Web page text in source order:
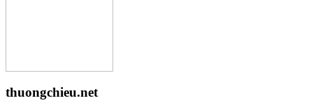
thuongchieu.net